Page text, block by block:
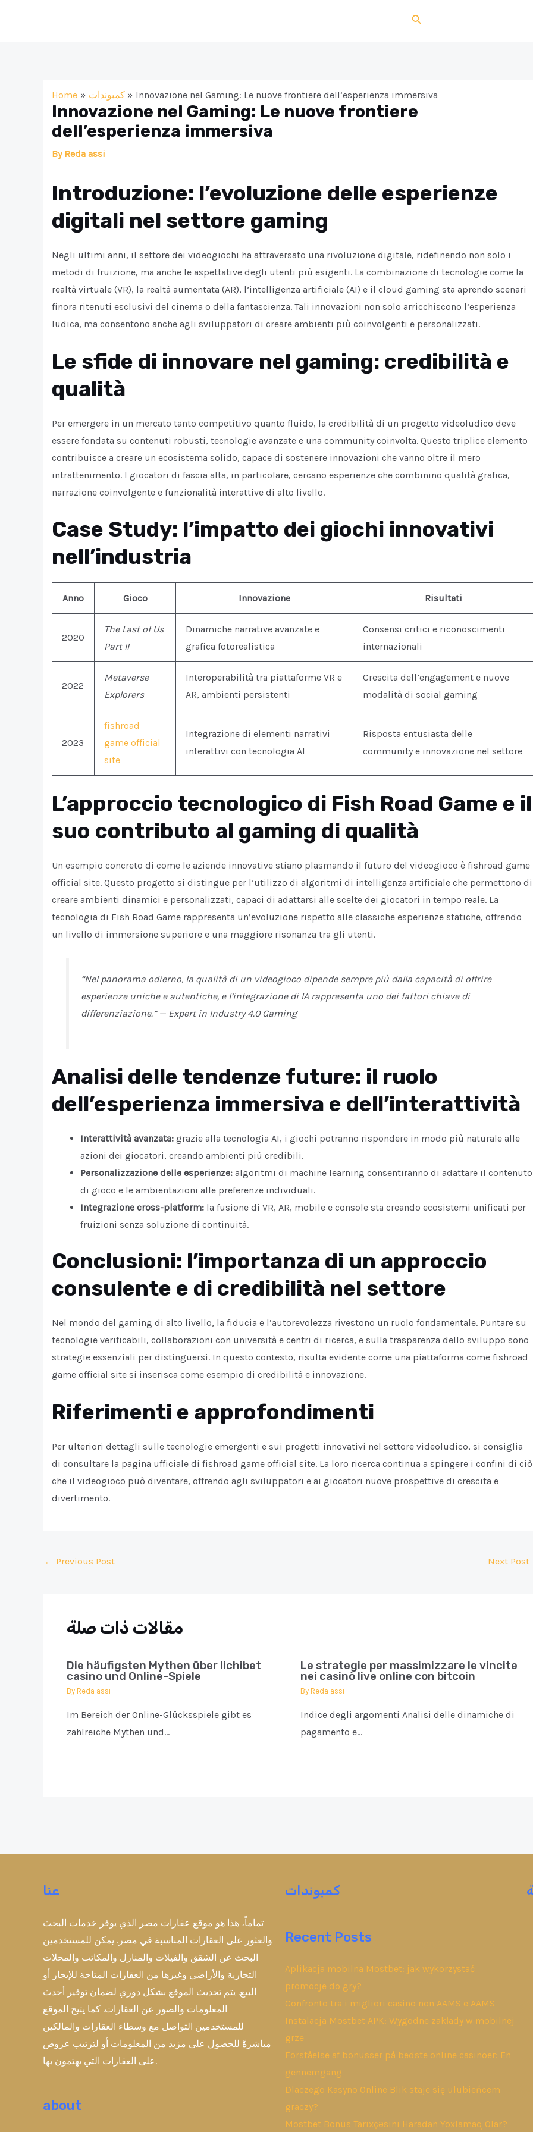
Search
Home كمبوندات Innovazione nel Gaming: Le nuove frontiere dell’esperienza immersiva
Innovazione nel Gaming: Le nuove frontiere
dell’esperienza immersiva
By Reda assi
Introduzione: l’evoluzione delle esperienze
digitali nel settore gaming
Negli ultimi anni, il settore dei videogiochi ha attraversato una rivoluzione digitale, ridefinendo non solo i
metodi di fruizione, ma anche le aspettative degli utenti più esigenti. La combinazione di tecnologie come la
realtà virtuale (VR), la realtà aumentata (AR), l’intelligenza artificiale (AI) e il cloud gaming sta aprendo scenari
finora ritenuti esclusivi del cinema o della fantascienza. Tali innovazioni non solo arricchiscono l’esperienza
ludica, ma consentono anche agli sviluppatori di creare ambienti più coinvolgenti e personalizzati.
Le sfide di innovare nel gaming: credibilità e
qualità
Per emergere in un mercato tanto competitivo quanto fluido, la credibilità di un progetto videoludico deve
essere fondata su contenuti robusti, tecnologie avanzate e una community coinvolta. Questo triplice elemento
contribuisce a creare un ecosistema solido, capace di sostenere innovazioni che vanno oltre il mero
intrattenimento. I giocatori di fascia alta, in particolare, cercano esperienze che combinino qualità grafica,
narrazione coinvolgente e funzionalità interattive di alto livello.
Case Study: l’impatto dei giochi innovativi
nell’industria
Anno Gioco Innovazione Risultati
2020
The Last of Us
Part II
Dinamiche narrative avanzate e
grafica fotorealistica
Consensi critici e riconoscimenti
internazionali
2022
Metaverse
Explorers
Interoperabilità tra piattaforme VR e
AR, ambienti persistenti
Crescita dell’engagement e nuove
modalità di social gaming
2023
fishroad
game official
site
Integrazione di elementi narrativi
interattivi con tecnologia AI
Risposta entusiasta delle
community e innovazione nel settore
L’approccio tecnologico di Fish Road Game e il
suo contributo al gaming di qualità
Un esempio concreto di come le aziende innovative stiano plasmando il futuro del videogioco è fishroad game
official site. Questo progetto si distingue per l’utilizzo di algoritmi di intelligenza artificiale che permettono di
creare ambienti dinamici e personalizzati, capaci di adattarsi alle scelte dei giocatori in tempo reale. La
tecnologia di Fish Road Game rappresenta un’evoluzione rispetto alle classiche esperienze statiche, offrendo
un livello di immersione superiore e una maggiore risonanza tra gli utenti.
“Nel panorama odierno, la qualità di un videogioco dipende sempre più dalla capacità di offrire
esperienze uniche e autentiche, e l’integrazione di IA rappresenta uno dei fattori chiave di
differenziazione.” — Expert in Industry 4.0 Gaming
Analisi delle tendenze future: il ruolo
dell’esperienza immersiva e dell’interattività
Interattività avanzata: grazie alla tecnologia AI, i giochi potranno rispondere in modo più naturale alle
azioni dei giocatori, creando ambienti più credibili.
Personalizzazione delle esperienze: algoritmi di machine learning consentiranno di adattare il contenuto
di gioco e le ambientazioni alle preferenze individuali.
Integrazione cross-platform: la fusione di VR, AR, mobile e console sta creando ecosistemi unificati per
fruizioni senza soluzione di continuità.
Conclusioni: l’importanza di un approccio
consulente e di credibilità nel settore
Nel mondo del gaming di alto livello, la fiducia e l’autorevolezza rivestono un ruolo fondamentale. Puntare su
tecnologie verificabili, collaborazioni con università e centri di ricerca, e sulla trasparenza dello sviluppo sono
strategie essenziali per distinguersi. In questo contesto, risulta evidente come una piattaforma come fishroad
game official site si inserisca come esempio di credibilità e innovazione.
Riferimenti e approfondimenti
Per ulteriori dettagli sulle tecnologie emergenti e sui progetti innovativi nel settore videoludico, si consiglia
di consultare la pagina ufficiale di fishroad game official site. La loro ricerca continua a spingere i confini di ciò
che il videogioco può diventare, offrendo agli sviluppatori e ai giocatori nuove prospettive di crescita e
divertimento.
Post
← Previous Post Next Post
مقالات ذات صلة
Die häufigsten Mythen über lichibet
casino und Online-Spiele
By Reda assi
Im Bereich der Online-Glücksspiele gibt es
zahlreiche Mythen und…
Le strategie per massimizzare le vincite
nei casinò live online con bitcoin
By Reda assi
Indice degli argomenti Analisi delle dinamiche di
pagamento e…
عنا
تماماً، هذا هو موقع عقارات مصر الذي يوفر خدمات البحث
والعثور على العقارات المناسبة في مصر. يمكن للمستخدمين
البحث عن الشقق والفيلات والمنازل والمكاتب والمحلات
التجارية والأراضي وغيرها من العقارات المتاحة للإيجار أو
البيع. يتم تحديث الموقع بشكل دوري لضمان توفير أحدث
المعلومات والصور عن العقارات. كما يتيح الموقع
للمستخدمين التواصل مع وسطاء العقارات والمالكين
مباشرةً للحصول على مزيد من المعلومات أو لترتيب عروض
على العقارات التي يهتمون بها.
about
كمبوندات
Recent Posts
Aplikacja mobilna Mostbet: jak wykorzystać
promocje do gry?
Confronto tra i migliori casino non AAMS e AAMS
Instalacja Mostbet APK: Wygodne zakłady w mobilnej
grze
Forståelse af bonusser på bedste online casinoer: En
gennemgang
Dlaczego Kasyno Online Blik staje się ulubieńcem
graczy?
Mostbet Bonus Tarixçəsini Haradan Yoxlamaq Olar?